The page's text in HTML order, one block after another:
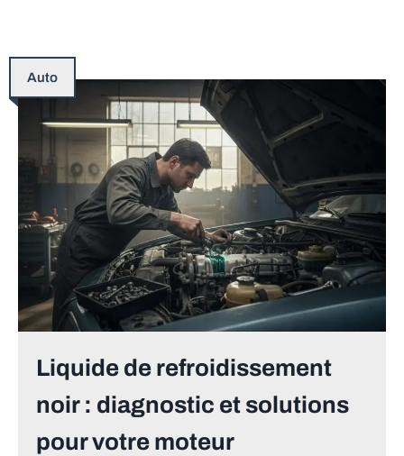
Auto
Liquide de refroidissement
noir : diagnostic et solutions
pour votre moteur